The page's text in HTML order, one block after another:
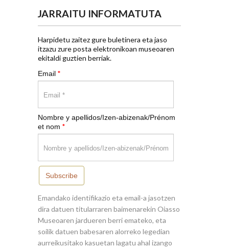
JARRAITU INFORMATUTA
Harpidetu zaitez gure buletinera eta jaso
itzazu zure posta elektronikoan museoaren
ekitaldi guztien berriak.
Email *
Nombre y apellidos/Izen-abizenak/Prénom
et nom *
Subscribe
Emandako identifikazio eta email-a jasotzen
dira datuen titularraren baimenarekin Oiasso
Museoaren jardueren berri emateko, eta
soilik datuen babesaren alorreko legedian
aurreikusitako kasuetan lagatu ahal izango